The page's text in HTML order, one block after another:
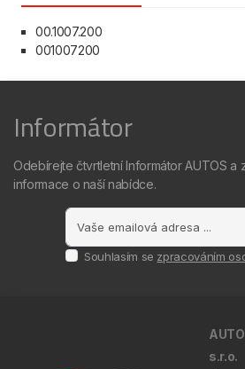
00.1007.200
001007200
Informátor
Odebírejte čtvrtletní Informátor AUTOS a
informace o naší nabídce.
Souhlasím se zpracováním
s.r.o.